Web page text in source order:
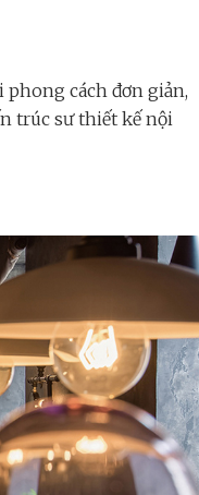
phong cách đơn giản,
trúc sư thiết kế nội